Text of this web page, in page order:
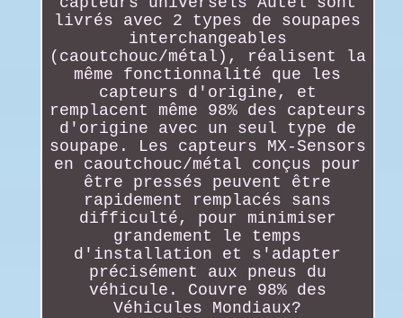
livrés avec 2 types de soupapes
interchangeables
(caoutchouc/métal), réalisent la
même fonctionnalité que les
capteurs d'origine, et
remplacent même 98% des capteurs
d'origine avec un seul type de
soupape. Les capteurs MX-Sensors
en caoutchouc/métal conçus pour
être pressés peuvent être
rapidement remplacés sans
difficulté, pour minimiser
grandement le temps
d'installation et s'adapter
précisément aux pneus du
véhicule. Couvre 98% des
Véhicules Mondiaux?